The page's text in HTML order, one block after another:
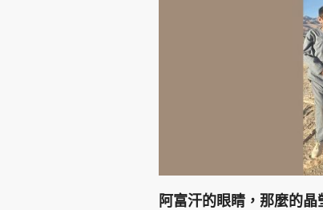
阿富汗的眼睛，那麼的